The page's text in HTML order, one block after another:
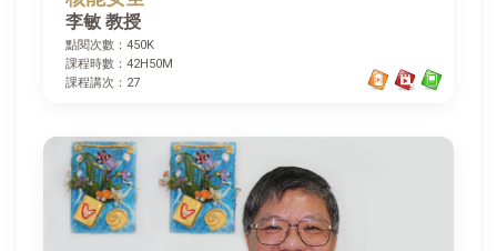
李敏 教授
點閱次數：450K
課程時數：42H50M
課程講次：27